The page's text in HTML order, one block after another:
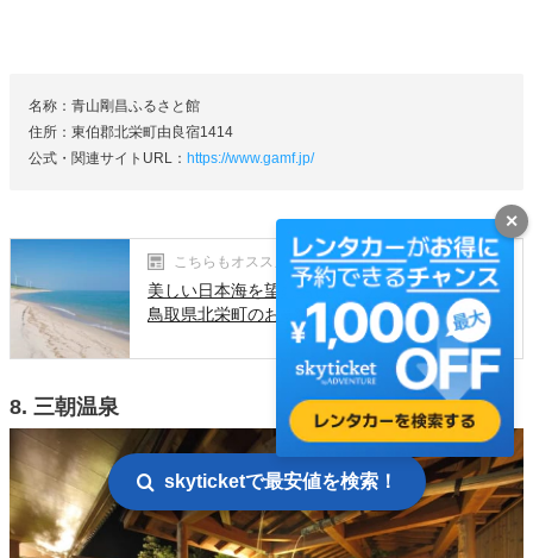
名称：青山剛昌ふるさと館
住所：東伯郡北栄町由良宿1414
公式・関連サイトURL： https://www.gamf.jp/
こちらもオススメ！
美しい日本海を望む名探偵コナンを生んだ町・
鳥取県北栄町のおすすめ観光スポット
8. 三朝温泉
skyticketで最安値を検索！
✕